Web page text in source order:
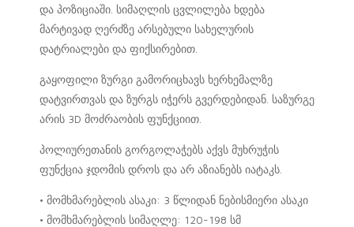
და პოზიციაში. სიმაღლის ცვლილება ხდება
მარტივად ღერძზე არსებული სახელურის
დატრიალები და ფიქსირებით.
გაყოფილი ზურგი გამორიცხავს ხერხემალზე
დატვირთვას და ზურგს იჭერს გვერდებიდან. საზურგე
არის 3D მოძრაობის ფუნქციით.
პოლიურეთანის გორგოლაჭებს აქვს მუხრუჭის
ფუნქცია ჯდომის დროს და არ აზიანებს იატაკს.
• მომხმარებლის ასაკი: 3 წლიდან ნებისმიერი ასაკი
• მომხმარებლის სიმაღლე: 120-198 სმ